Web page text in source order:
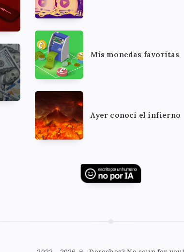
Mis monedas favoritas
Ayer conocí el infierno